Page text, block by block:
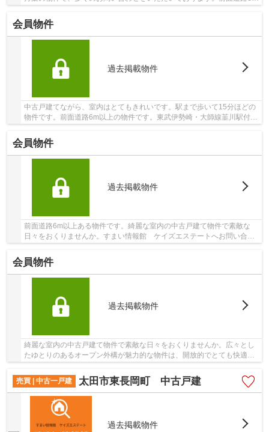
会員物件
過去掲載物件
中古戸建てながら、室内はとてもきれいです。駅まで歩いて15分ほどの
物件です。前面道路6m以上の物件です。東武伊勢崎・大師線韮川駅付近
会員物件
過去掲載物件
前面道路6m以上ある物件です。綺麗な室内の中古戸建て物件で素敵な
日々をおくりませんか。すまい情報館 ケイズエステートへお問い合わ
会員物件
過去掲載物件
綺麗な室内の中古戸建て物件で素敵な日々をおくりませんか。広々とし
たゆとりのあるオープン外構が魅力的な物件は、開放的でとても快適で
す。設備が充実してうれしい、築浅物件です。...
売買 | 中古一戸建
太田市東長岡町 中古戸建
過去掲載物件